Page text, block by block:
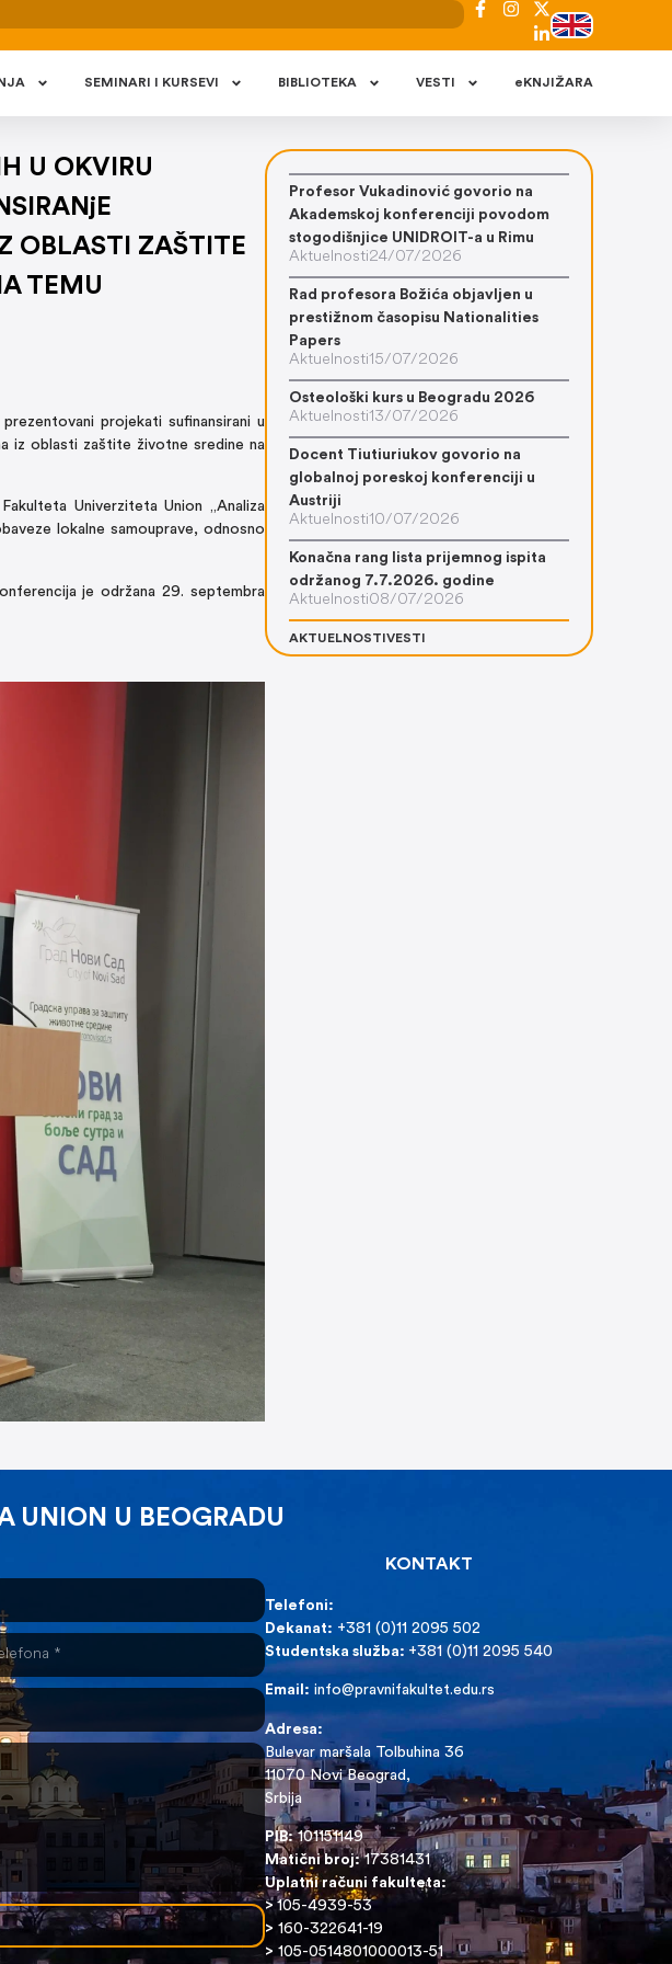
SEMINARI I KURSEVI BIBLIOTEKA VESTI eKNJIŽARA
U OKVIRU
OBLASTI ZAŠTITE
TEMU
projekati sufinansirani u
iz oblasti zaštite životne sredine na
Univerziteta Union „Analiza
lokalne samouprave, odnosno
je održana 29. septembra
Profesor Vukadinović govorio na
Akademskoj konferenciji povodom
stogodišnjice UNIDROIT-a u Rimu
Aktuelnosti24/07/2026
Rad profesora Božića objavljen u
prestižnom časopisu Nationalities
Papers
Aktuelnosti15/07/2026
Osteološki kurs u Beogradu 2026
Aktuelnosti13/07/2026
Docent Tiutiuriukov govorio na
globalnoj poreskoj konferenciji u
Austriji
Aktuelnosti10/07/2026
Konačna rang lista prijemnog ispita
održanog 7.7.2026. godine
Aktuelnosti08/07/2026
AKTUELNOSTI VESTI
UNION U BEOGRADU
KONTAKT
Telefoni:
Dekanat: +381 (0)11 2095 502
Studentska služba: +381 (0)11 2095 540
Email: info@pravnifakultet.edu.rs
Adresa:
Bulevar maršala Tolbuhina 36
11070 Novi Beograd,
Srbija
PIB:101151149
Matični broj:17381431
Uplatni računi fakulteta:
>105-4939-53
> 160-322641-19
>105-0514801000013-51